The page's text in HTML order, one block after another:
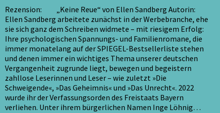
Rezension
Rezension: „Keine Reue“ von Ellen Sandberg Autorin:
Ellen Sandberg arbeitete zunächst in der Werbebranche, ehe
sie sich ganz dem Schreiben widmete – mit riesigem Erfolg:
Ihre psychologischen Spannungs- und Familienromane, die
immer monatelang auf der SPIEGEL-Bestsellerliste stehen
und denen immer ein wichtiges Thema unserer deutschen
Vergangenheit zugrunde liegt, bewegen und begeistern
zahllose Leserinnen und Leser – wie zuletzt »Die
Schweigende«, »Das Geheimnis« und »Das Unrecht«. 2022
wurde ihr der Verfassungsorden des Freistaats Bayern
verliehen. Unter ihrem bürgerlichen Namen Inge Löhnig…